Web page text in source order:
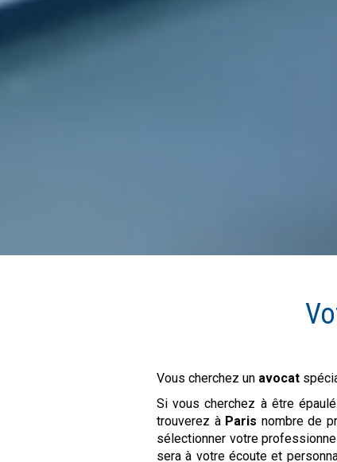
Vous cherchez un avocat
Si vous cherchez à être
trouverez à Paris nombre de
sélectionner votre
sera à votre écoute et